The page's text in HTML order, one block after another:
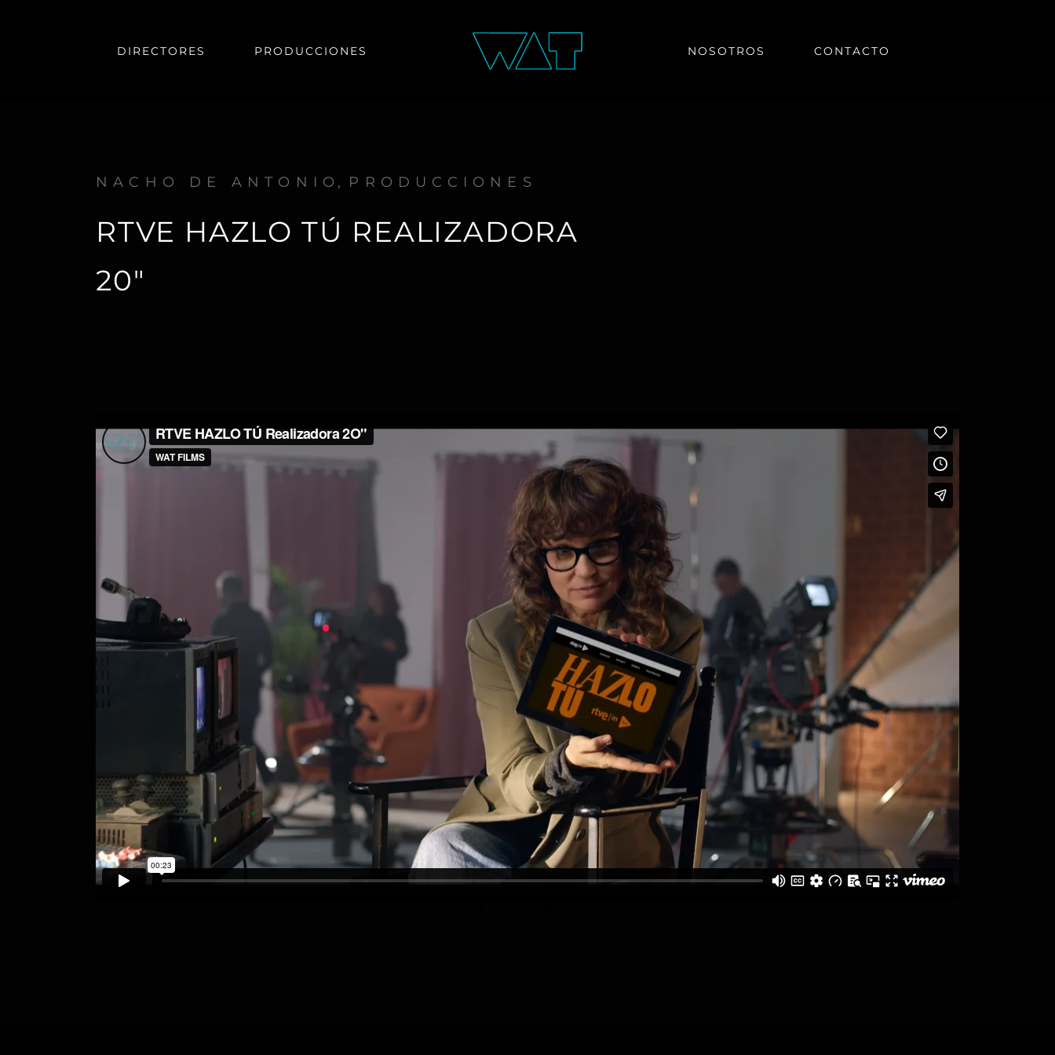
DIRECTORES PRODUCCIONES NOSOTROS CONTACTO
NACHO DE ANTONIO PRODUCCIONES
RTVE HAZLO TÚ REALIZADORA
20″